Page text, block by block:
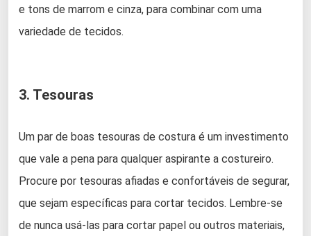
e tons de marrom e cinza, para combinar com uma
variedade de tecidos.
3. Tesouras
Um par de boas tesouras de costura é um investimento
que vale a pena para qualquer aspirante a costureiro.
Procure por tesouras afiadas e confortáveis de segurar,
que sejam específicas para cortar tecidos. Lembre-se
de nunca usá-las para cortar papel ou outros materiais,